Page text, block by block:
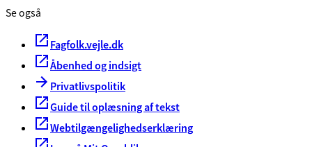
Se også
Fagfolk.vejle.dk
Åbenhed og indsigt
Privatlivspolitik
Guide til oplæsning af tekst
Webtilgængelighedserklæring